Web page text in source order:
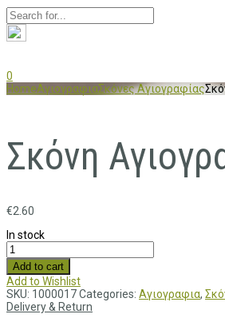
0
HomeΑγιογραφιαΣκόνες Αγιογραφίας
Σκόνη
€2.60
In stock
Add to cart
Add to Wishlist
SKU: 1000017Categories: Αγιογραφια,
Delivery & Return